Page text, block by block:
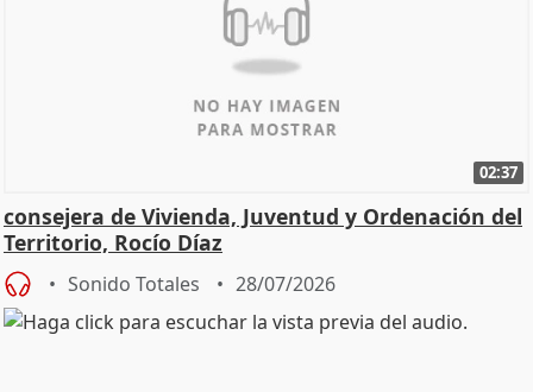
02:37
consejera de Vivienda, Juventud y Ordenación del
Territorio, Rocío Díaz
Sonido Totales 28/07/2026